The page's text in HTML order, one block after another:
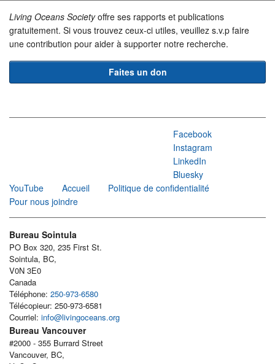
Living Oceans Societyoffre ses rapports et publications
gratuitement. Si vous trouvez ceux-ci utiles, veuillez s.v.p faire
une contribution pour aider à supporter notre recherche.
Faites un don
Facebook
Instagram
LinkedIn
Bluesky
YouTube
Accueil
Politique de confidentialité
Pour nous joindre
Bureau Sointula
PO Box 320, 235 First St.
Sointula, BC,
V0N 3E0
Canada
Téléphone: 250-973-6580
Télécopieur: 250-973-6581
Courriel: info@livingoceans.org
Bureau Vancouver
#2000 - 355 Burrard Street
Vancouver, BC,